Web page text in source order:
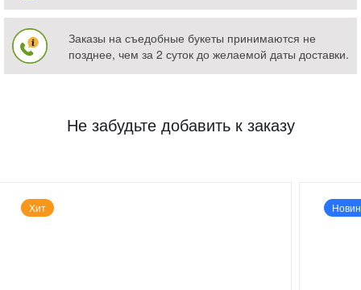
Заказы на съедобные букеты принимаются не
позднее, чем за 2 суток до желаемой даты доставки.
Не забудьте добавить к заказу
Хит